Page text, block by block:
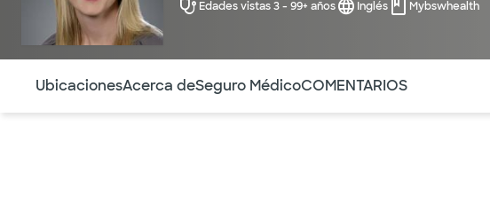
Edades vistas 3 - 99+ años Inglés Mybswhealth
UbicacionesAcerca deSeguro MédicoCOMENTARIOS